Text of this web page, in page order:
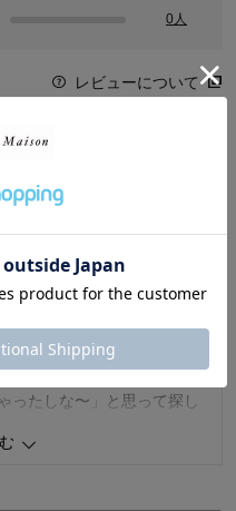
0人
レビューについて
等への商品レビューも含まれます。
ぎると、成長した時に本人
ったしな〜」と思って探し
なってもカワイイと思える